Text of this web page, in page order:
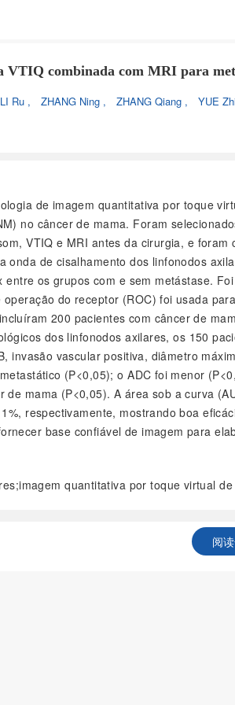
combinada com MRI para
LI Ru , ZHANG Ning , ZHANG Qiang ,
YUE
de imagem quantitativa por toque
no câncer de mama. Foram
VTIQ e MRI antes da cirurgia, e
de cisalhamento dos linfonodos
os grupos com e sem metástase.
do receptor (ROC) foi usada
200 pacientes com câncer de
dos linfonodos axilares, os 150
invasão vascular positiva, diâmetro
(P<0,05); o ADC foi menor
mama (P<0,05). A área sob a curva
respectivamente, mostrando boa
base confiável de imagem para
quantitativa por toque virtual
阅